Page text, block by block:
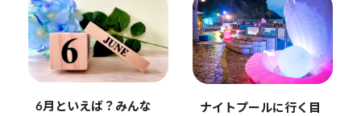
6月といえば？みんな
ナイトプールに行く目